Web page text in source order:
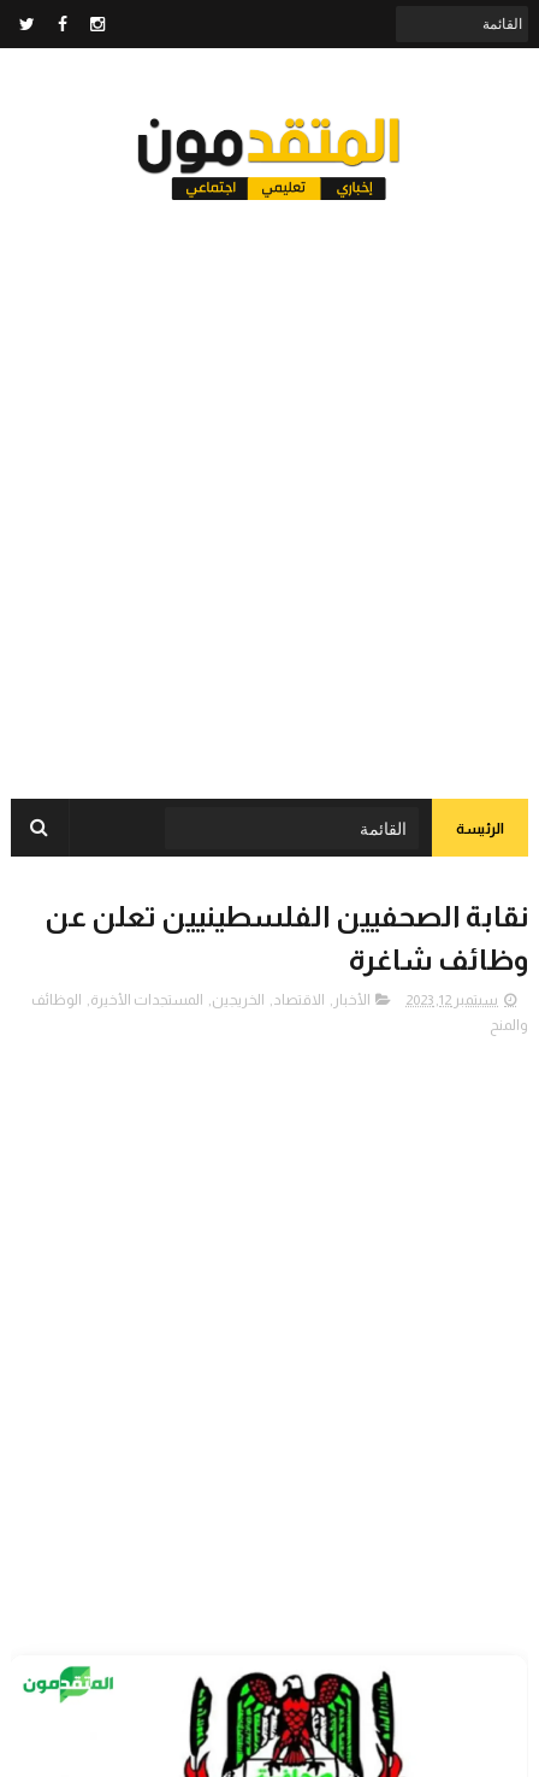
الرئيسة
نقابة الصحفيين الفلسطينيين تعلن عن
وظائف شاغرة
سبتمبر 12, 2023 الأخبار , الاقتصاد, الخريجين, المستجدات الأخيرة,
الوظائف
والمنح